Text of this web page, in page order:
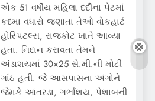
એક 51 વર્ષીય મહિલા દર્દીના પેટમાં
કદમા વધારો જણાતા તેઓ વોકહાર્ટ
હોસ્પિટલ્સ, રાજકોટ ખાતે આવ્યા
હતા. નિદાન કરાવતા તેમને
અંડાશયમાં 30×25 સે.મી.ની મોટી
ગાંઠ હતી. જે આસપાસના અંગોને
જેમકે આંતરડા, ગર્ભાશય, પેશાબની